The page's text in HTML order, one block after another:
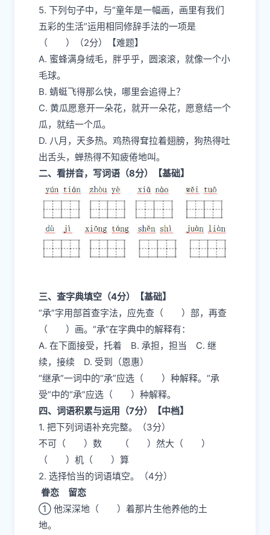
5. 下列句子中，与“童年是一幅画，画里有我们
五彩的生活”运用相同修辞手法的一项是
（ ）（2分）【难题】
A. 蜜蜂满身绒毛，胖乎乎，圆滚滚，就像一个小
毛球。
B. 蜻蜓飞得那么快，哪里会追得上？
C. 黄瓜愿意开一朵花，就开一朵花，愿意结一个
瓜，就结一个瓜。
D. 八月，天多热。鸡热得耷拉着翅膀，狗热得吐
出舌头，蝉热得不知疲倦地叫。
二、看拼音，写词语（8分）【基础】
三、查字典填空（4分）【基础】
“承”字用部首查字法，应先查（ ）部，再查
（ ）画。“承”在字典中的解释有：
A. 在下面接受，托着 B. 承担，担当 C. 继
续，接续 D. 受到（恩惠）
“继承”一词中的“承”应选（ ）种解释。“承
受”中的“承”应选（ ）种解释。
四、词语积累与运用（7分）【中档】
1. 把下列词语补充完整。（3分）
不可（ ）数 （ ）然大（ ）
（ ）机（ ）算
2. 选择恰当的词语填空。（4分）
眷恋 留恋
① 他深深地（ ）着那片生他养他的土
地。